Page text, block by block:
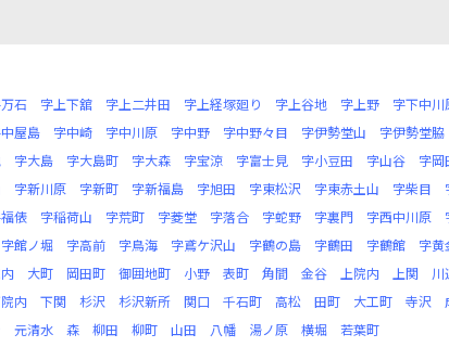
石 字上下舘 字上二井田 字上経塚廻り 字上谷地 字上野 字下中川
屋島 字中崎 字中川原 字中野 字中野々目 字伊勢堂山 字伊勢堂脇
字大島 字大島町 字大森 字宝涼 字富士見 字小豆田 字山谷 字岡
字新川原 字新町 字新福島 字旭田 字東松沢 字東赤土山 字柴目
俵 字稲荷山 字荒町 字菱堂 字落合 字蛇野 字裏門 字西中川原
字館ノ堀 字高前 字鳥海 字鳶ケ沢山 字鶴の島 字鶴田 字鶴館 字黄
大町 岡田町 御囲地町 小野 表町 角間 金谷 上院内 上関 川
内 下関 杉沢 杉沢新所 関口 千石町 高松 田町 大工町 寺沢
元清水 森 柳田 柳町 山田 八幡 湯ノ原 横堀 若葉町